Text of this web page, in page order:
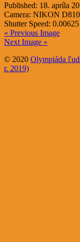
Published: 18. apríla
Camera: NIKON D810
Shutter Speed: 0.00625
« Previous Image
Next Image »
© 2020 Olympiáda
r. 2019)